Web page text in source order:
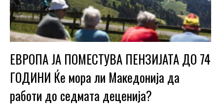
ЕВРОПА ЈА ПОМЕСТУВА ПЕНЗИЈАТА ДО 74
ГОДИНИ Ќе мора ли Македонија да
работи до седмата деценија?